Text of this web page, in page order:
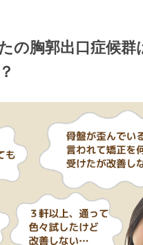
の胸郭出口症候群